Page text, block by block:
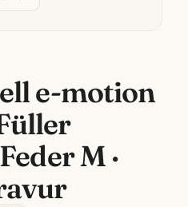
e-motion
M ·